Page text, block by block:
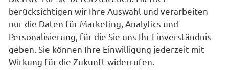
sofort lieferbar Fahrzeug mit Tageszulassung
25847 Getriebe
Automatik
Kraftstoff Benzin AußenfarbeRace Blau Metallic
Leistung110 kW (150 PS) Kilometerstand10 km
01.04.2026
berücksichtigen wir Ihre Auswahl und verarbeiten
nur die Daten für Marketing, Analytics und
Personalisierung, für die Sie uns Ihr Einverständnis
geben. Sie können Ihre Einwilligung jederzeit mit
Wirkung für die Zukunft widerrufen.